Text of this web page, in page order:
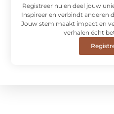
Registreer nu en deel jouw
Inspireer en verbindt anderen
Jouw stem maakt impact en
verhalen écht